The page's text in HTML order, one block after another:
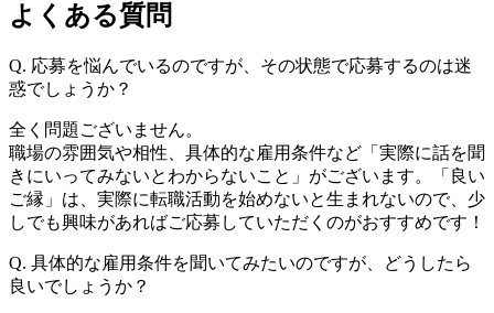
よくある質問
Q. 応募を悩んでいるのですが、その状態で応募するのは迷
惑でしょうか？
全く問題ございません。
職場の雰囲気や相性、具体的な雇用条件など「実際に話を聞
きにいってみないとわからないこと」がございます。「良い
ご縁」は、実際に転職活動を始めないと生まれないので、少
しでも興味があればご応募していただくのがおすすめです！
Q. 具体的な雇用条件を聞いてみたいのですが、どうしたら
良いでしょうか？